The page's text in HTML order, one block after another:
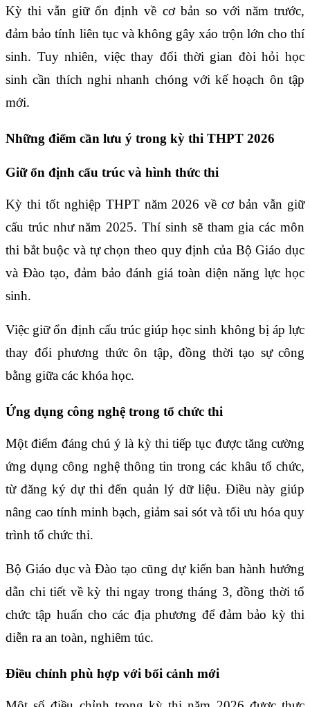
Kỳ thi vẫn giữ ổn định về cơ bản so với năm trước,
đảm bảo tính liên tục và không gây xáo trộn lớn cho thí
sinh. Tuy nhiên, việc thay đổi thời gian đòi hỏi học
sinh cần thích nghi nhanh chóng với kế hoạch ôn tập
mới.
Những điểm cần lưu ý trong kỳ thi THPT 2026
Giữ ổn định cấu trúc và hình thức thi
Kỳ thi tốt nghiệp THPT năm 2026 về cơ bản vẫn giữ
cấu trúc như năm 2025. Thí sinh sẽ tham gia các môn
thi bắt buộc và tự chọn theo quy định của Bộ Giáo dục
và Đào tạo, đảm bảo đánh giá toàn diện năng lực học
sinh.
Việc giữ ổn định cấu trúc giúp học sinh không bị áp lực
thay đổi phương thức ôn tập, đồng thời tạo sự công
bằng giữa các khóa học.
Ứng dụng công nghệ trong tổ chức thi
Một điểm đáng chú ý là kỳ thi tiếp tục được tăng cường
ứng dụng công nghệ thông tin trong các khâu tổ chức,
từ đăng ký dự thi đến quản lý dữ liệu. Điều này giúp
nâng cao tính minh bạch, giảm sai sót và tối ưu hóa quy
trình tổ chức thi.
Bộ Giáo dục và Đào tạo cũng dự kiến ban hành hướng
dẫn chi tiết về kỳ thi ngay trong tháng 3, đồng thời tổ
chức tập huấn cho các địa phương để đảm bảo kỳ thi
diễn ra an toàn, nghiêm túc.
Điều chỉnh phù hợp với bối cảnh mới